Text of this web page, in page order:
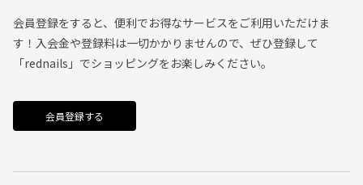
会員登録をすると、便利でお得なサービスをご利用いただけま
す！入会金や登録料は一切かかりませんので、ぜひ登録して
「rednails」でショッピングをお楽しみください。
会員登録する